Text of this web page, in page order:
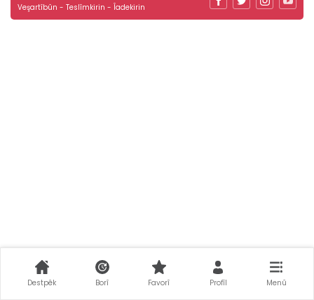
Veşartîbûn - Teslîmkirin - Îadekirin
Destpêk Borî Favorî Profîl Menû